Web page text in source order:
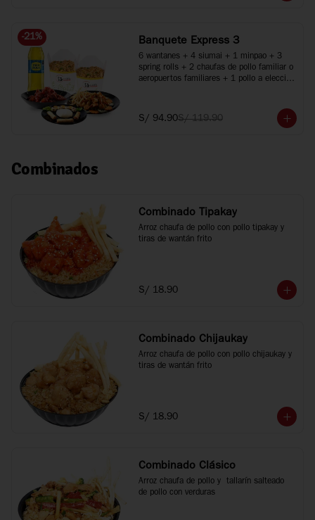
-21% Banquete Express 3
6 wantanes + 4 siumai + 1 minpao + 3
spring rolls + 2 chaufas de pollo familiar o
aeropuertos familiares + 1 pollo a elección
S/ 94.90S/ 119.90
Combinados
Combinado Tipakay
Arroz chaufa de pollo con pollo tipakay y
tiras de wantán frito
S/ 18.90
Combinado Chijaukay
Arroz chaufa de pollo con pollo chijaukay y
tiras de wantán frito
S/ 18.90
Combinado Clásico
Arroz chaufa de pollo y  tallarín salteado
de pollo con verduras